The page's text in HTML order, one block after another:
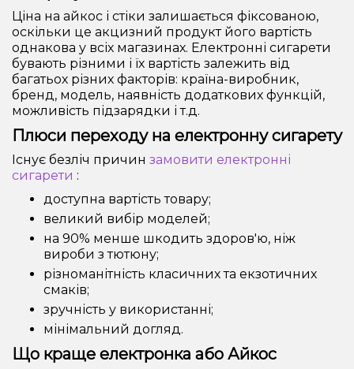
Ціна на айкос і стіки залишається фіксованою,
оскільки це акцизний продукт його вартість
однакова у всіх магазинах. Електронні сигарети
бувають різними і їх вартість залежить від
багатьох різних факторів: країна-виробник,
бренд, модель, наявність додаткових функцій,
можливість підзарядки і т.д.
Плюси переходу на електронну сигарету
Існує безліч причин замовити електронні
сигарети :
доступна вартість товару;
великий вибір моделей;
на 90% менше шкодить здоров'ю, ніж
вироби з тютюну;
різноманітність класичних та екзотичних
смаків;
зручність у використанні;
мінімальний догляд.
Що краще електронка або Айкос